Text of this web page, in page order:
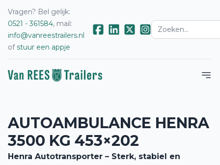
Vragen? Bel gelijk:
0521 - 361584, mail:
info@vanreestrailers.nl
ofstuur een appje
AUTOAMBULANCE HENRA
3500 KG 453×202
Henra Autotransporter – Sterk, stabiel en